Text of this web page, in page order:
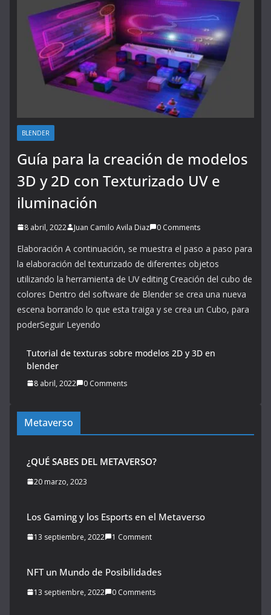
BLENDER
Guía para la creación de modelos
3D y 2D con Texturizado UV e
iluminación
8 abril, 2022 Juan Camilo Avila Diaz 0 Comments
Elaboración A continuación, se muestra el paso a paso para
la elaboración del texturizado de diferentes objetos
utilizando la herramienta de UV editing Creación del cubo de
colores Dentro del software de Blender se crea una nueva
escena borrando lo que esta traiga y se crea un Cubo, para
poderSeguir Leyendo
Tutorial de texturas sobre modelos 2D y 3D en
blender
8 abril, 2022 0 Comments
Metaverso
¿QUÉ SABES DEL METAVERSO?
20 marzo, 2023
Los Gaming y los Esports en el Metaverso
13 septiembre, 2022 1 Comment
NFT un Mundo de Posibilidades
13 septiembre, 2022 0 Comments